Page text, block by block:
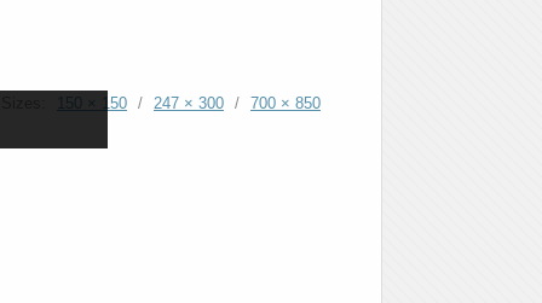
150 × 150 / 247 × 300 / 700 × 850